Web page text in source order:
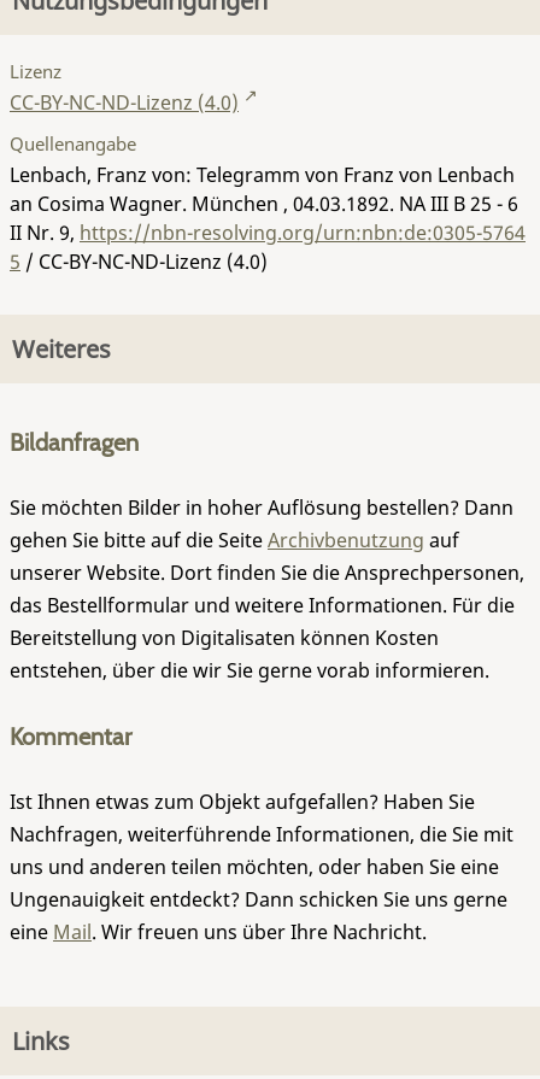
Lizenz
CC-BY-NC-ND-Lizenz (4.0)
Quellenangabe
Lenbach, Franz von: Telegramm von Franz von Lenbach
an Cosima Wagner. München , 04.03.1892. NA III B 25 - 6
II Nr. 9, https://nbn-resolving.org/urn:nbn:de:0305-5764
5 / CC-BY-NC-ND-Lizenz (4.0)
Weiteres
Bildanfragen
Sie möchten Bilder in hoher Auflösung bestellen? Dann
gehen Sie bitte auf die SeiteArchivbenutzung auf
unserer Website. Dort finden Sie die Ansprechpersonen,
das Bestellformular und weitere Informationen. Für die
Bereitstellung von Digitalisaten können Kosten
entstehen, über die wir Sie gerne vorab informieren.
Kommentar
Ist Ihnen etwas zum Objekt aufgefallen? Haben Sie
Nachfragen, weiterführende Informationen, die Sie mit
uns und anderen teilen möchten, oder haben Sie eine
Ungenauigkeit entdeckt? Dann schicken Sie uns gerne
eine Mail. Wir freuen uns über Ihre Nachricht.
Links